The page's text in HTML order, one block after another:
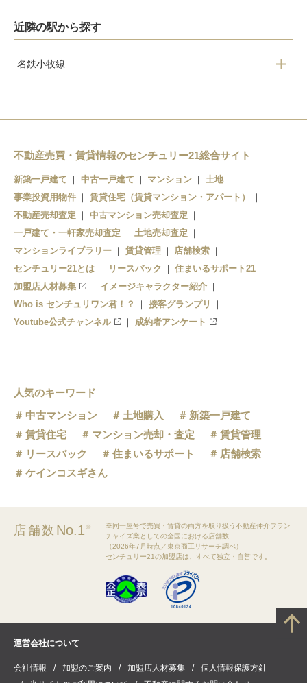
近隣の駅から探す
名鉄小牧線
小牧駅
小牧原駅
味岡駅
田県神社前駅
不動産売買・賃貸情報のセンチュリー21総合サイト
新築一戸建て 中古一戸建て マンション
土地
事業投資用物件
賃貸住宅（賃貸マンション・アパート）
不動産売却査定
中古マンション売却査定
一戸建て・一軒家売却査定
土地売却査定
マンションライブラリー
賃貸管理
店舗検索
センチュリー21とは
リースバック
住まいるサポート21
加盟店人材募集
イメージキャラクター紹介
Who is センチュリワン君！？
接客グランプリ
Youtube公式チャンネル
成約者アンケート
人気のキーワード
中古マンション
土地購入
新築一戸建て
賃貸住宅
マンション売却・査定
賃貸管理
リースバック
住まいるサポート
店舗検索
ケインコスギさん
店舗数 No.1※
※同一屋号で売買・賃貸の両方を取り扱う不動産仲介フラン
チャイズ業としての全国における店舗数
（2026年7月時点／東京商工リサーチ調べ）
センチュリー21の加盟店は、すべて独立・自営です。
運営会社について
会社情報 加盟のご案内 加盟店人材募集
個人情報保護方針